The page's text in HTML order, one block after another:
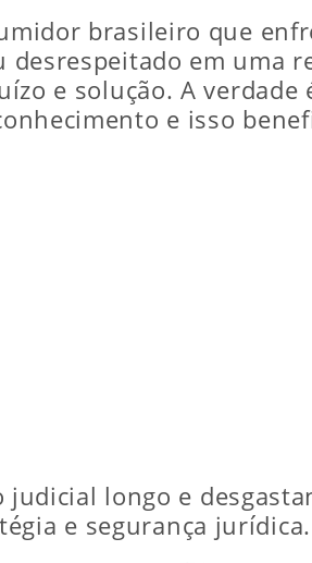
brasileiro que
desrespeitado em uma
e solução. A verdade
e isso
longo e
e segurança jurídica.